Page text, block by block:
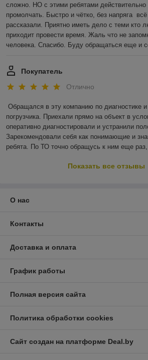
сложно. НО с этими ребятами действительно
промолчать. Быстро и чётко, без напряга
рассказали. Приятно иметь дело с теми кто
приходит провести время. Жаль что не
человека. Спасибо. Буду обращаться еще и
Покупатель
Отлично
Обращался в эту компанию по диагностике и
погрузчика. Приехали прямо на объект в
оперативно диагностировали и устранили
Зарекомендовали себя как понимающие и
ребята. По ТО точно обращусь к ним еще
Показать все отзывы
О нас
Контакты
Доставка и оплата
График работы
Полная версия сайта
Политика обработки cookies
Сайт создан на платформе Deal.by